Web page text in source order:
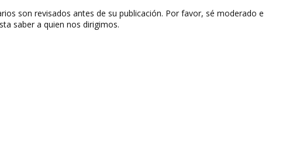
son revisados antes de su publicación. Por favor, sé moderado e
saber a quien nos dirigimos.